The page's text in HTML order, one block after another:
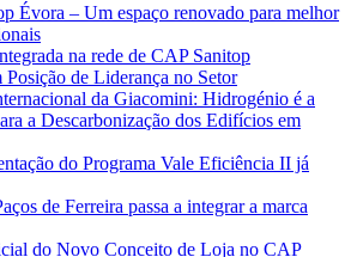
Évora – Um espaço renovado para melhor
na rede de CAP Sanitop
Posição de Liderança no Setor
da Giacomini: Hidrogénio é a
a Descarbonização dos Edifícios em
do Programa Vale Eficiência II já
de Ferreira passa a integrar a marca
do Novo Conceito de Loja no CAP